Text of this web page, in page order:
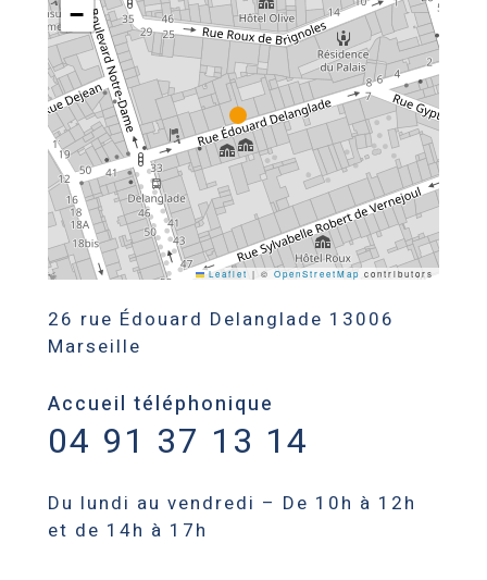
−
Leaflet | © OpenStreetMap contributors
26 rue Édouard Delanglade 13006
Marseille
Accueil téléphonique
04 91 37 13 14
Du lundi au vendredi – De 10h à 12h
et de 14h à 17h